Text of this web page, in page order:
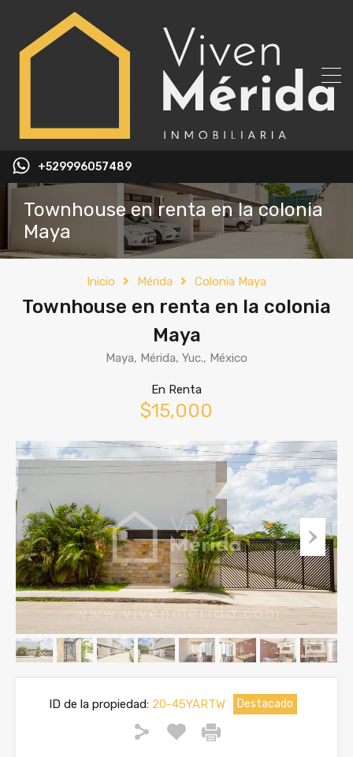
+529996057489
Townhouse en renta en la colonia
Maya
Inicio Mérida Colonia Maya
Townhouse en renta en la colonia
Maya
Maya, Mérida, Yuc., México
En Renta
$15,000
ID de la propiedad:20-45YARTW Destacado